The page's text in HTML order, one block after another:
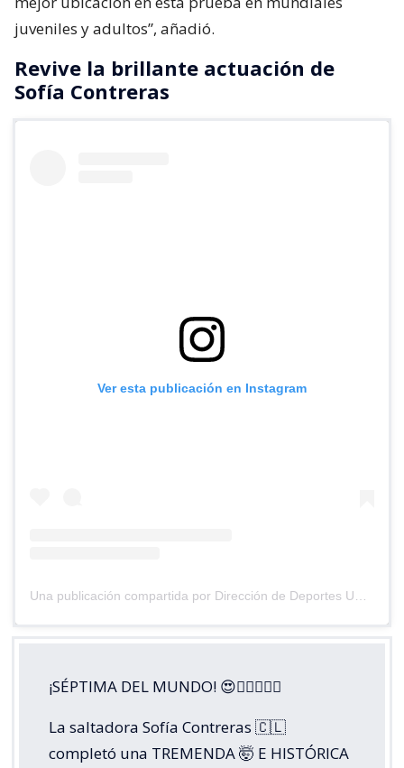
juveniles y adultos”, añadió.
Revive la brillante actuación de
Sofía Contreras
Ver esta publicación en Instagram
¡SÉPTIMA DEL MUNDO! 😍😮‍💨🏃🏼‍♀️
La saltadora Sofía Contreras 🇨🇱
completó una TREMENDA 🤯 E HISTÓRICA